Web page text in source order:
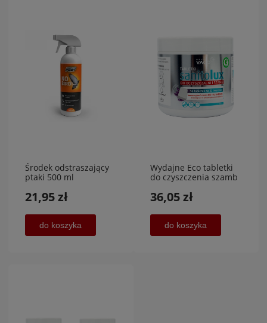
Środek odstraszający
ptaki 500 ml
21,95 zł
do koszyka
Wydajne Eco tabletki
do czyszczenia szamb
36,05 zł
do koszyka